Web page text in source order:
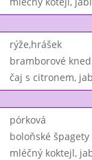
rýže,hrášek
bramborové
čaj s citronem,
pórková
boloňské špagety
mléčný koktejl,